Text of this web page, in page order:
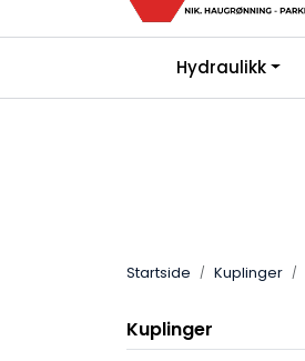
Skip to main content
Bli Kunde | FAQ
Hydraulikk
Startside Kuplinger
Kuplinger